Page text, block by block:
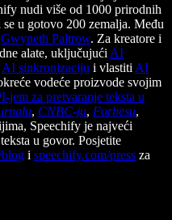
nudi više od 1000 prirodnih
u gotovo 200 zemalja. Među
Gwyneth Paltrow. Za kreatore i
alate, uključujući AI
AI sinkronizaciju i vlastiti AI
vodeće proizvode svojim
jem za pretvaranje teksta u
, CNBC-ju, Forbesu,
Speechify je najveći
u govor. Posjetite
i speechify.com/press za